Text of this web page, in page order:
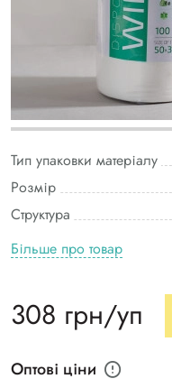
Тип упаковки матеріалу
Розмір
Структура
Більше про товар
308 грн/уп
Оптові ціни